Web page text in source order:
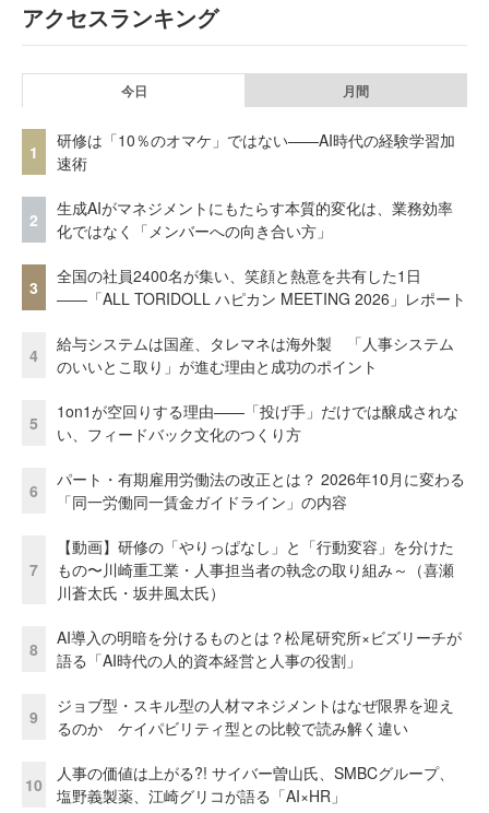
アクセスランキング
今日 月間
1
研修は「10％のオマケ」ではない——AI時代の経験学習加
速術
2
生成AIがマネジメントにもたらす本質的変化は、業務効率
化ではなく「メンバーへの向き合い方」
3
全国の社員2400名が集い、笑顔と熱意を共有した1日
――「ALL TORIDOLL ハピカン MEETING 2026」レポート
4
給与システムは国産、タレマネは海外製 「人事システム
のいいとこ取り」が進む理由と成功のポイント
5
1on1が空回りする理由——「投げ手」だけでは醸成されな
い、フィードバック文化のつくり方
6
パート・有期雇用労働法の改正とは？ 2026年10月に変わる
「同一労働同一賃金ガイドライン」の内容
7
【動画】研修の「やりっぱなし」と「行動変容」を分けた
もの〜川崎重工業・人事担当者の執念の取り組み～（喜瀬
川蒼太氏・坂井風太氏）
8
AI導入の明暗を分けるものとは？松尾研究所×ビズリーチが
語る「AI時代の人的資本経営と人事の役割」
9
ジョブ型・スキル型の人材マネジメントはなぜ限界を迎え
るのか ケイパビリティ型との比較で読み解く違い
10
人事の価値は上がる?! サイバー曽山氏、SMBCグループ、
塩野義製薬、江崎グリコが語る「AI×HR」